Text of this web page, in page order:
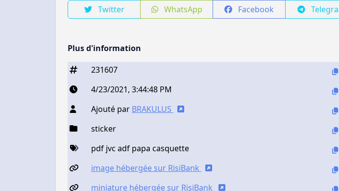
Twitter WhatsApp Facebook
Plus d'information
231607
4/23/2021, 3:44:48 PM
Ajouté par BRAKULUS
sticker
pdf jvc adf papa casquette
image hébergée sur RisiBank
miniature hébergée sur RisiBank